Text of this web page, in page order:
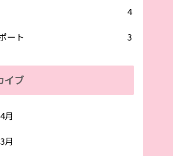
4
ート
3
イブ
月
月